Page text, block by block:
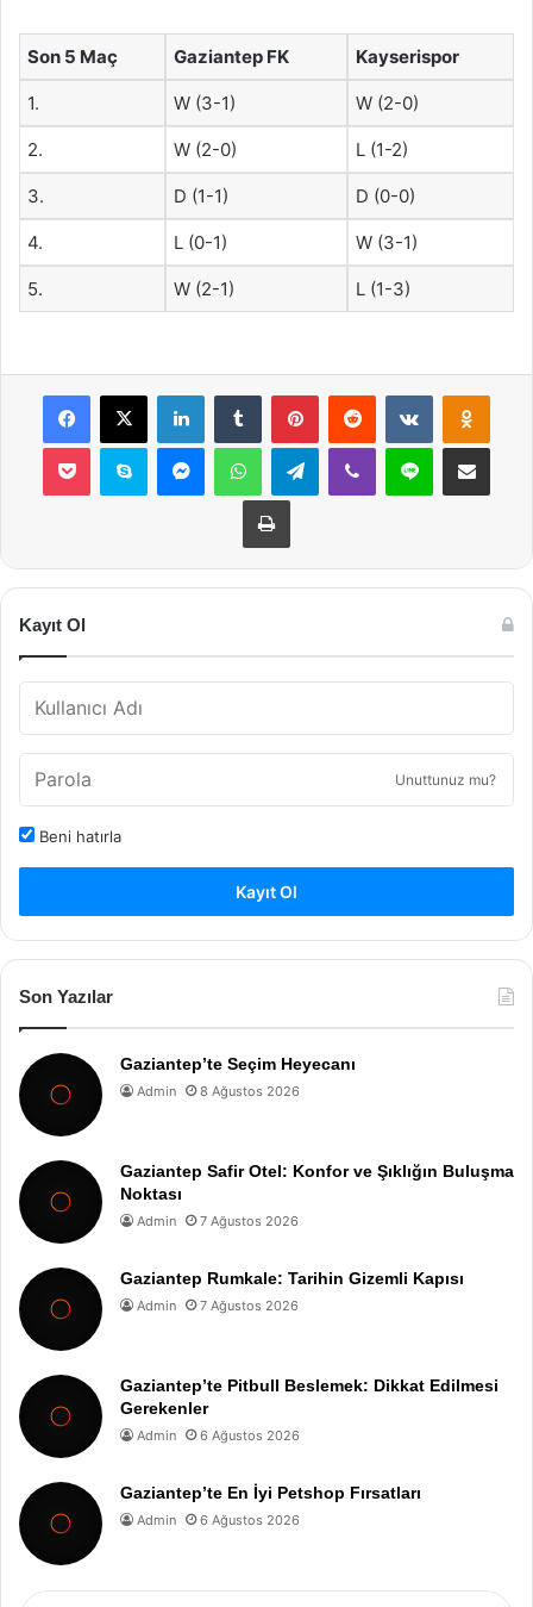
Son 5 Maç Gaziantep FK Kayserispor
1. W (3-1) W (2-0)
2. W (2-0) L (1-2)
3. D (1-1) D (0-0)
4. L (0-1) W (3-1)
5. W (2-1) L (1-3)
Facebook
X LinkedInTumblr PinterestReddit VKontakte
Pocket Skype MessengerWhatsAppTelegramViber Line E-Posta ile
Yazdır
Kayıt Ol
Unuttunuz mu?
Beni hatırla
Kayıt Ol
Son Yazılar
Gaziantep’te Seçim Heyecanı
Admin 8 Ağustos 2026
Gaziantep Safir Otel: Konfor ve Şıklığın Buluşma
Noktası
Admin 7 Ağustos 2026
Gaziantep Rumkale: Tarihin Gizemli Kapısı
Admin 7 Ağustos 2026
Gaziantep’te Pitbull Beslemek: Dikkat Edilmesi
Gerekenler
Admin 6 Ağustos 2026
Gaziantep’te En İyi Petshop Fırsatları
Admin 6 Ağustos 2026